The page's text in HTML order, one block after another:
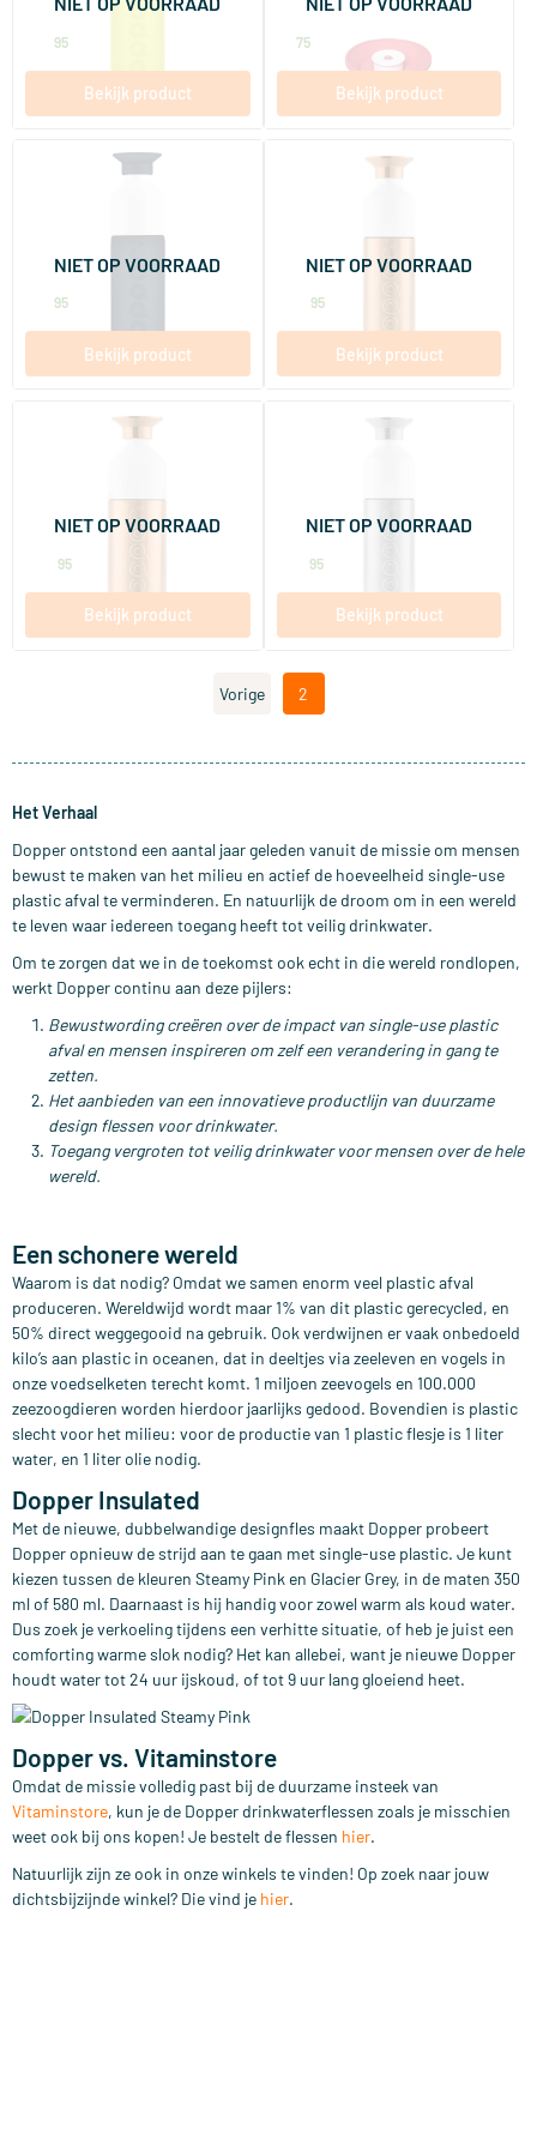
Dopper
95
Bekijk product
Dopper
75
Bekijk product
(1)
Dopper
95
Bekijk product
NIET OP VOORRAAD
Dopper
95
Bekijk product
NIET OP VOORRAAD
Dopper
95
Bekijk product
NIET OP VOORRAAD
Dopper
95
Bekijk product
NIET OP VOORRAAD
Vorige 2
Het Verhaal
Dopper ontstond een aantal jaar geleden vanuit de missie om mensen
bewust te maken van het milieu en actief de hoeveelheid single-use
plastic afval te verminderen. En natuurlijk de droom om in een wereld
te leven waar iedereen toegang heeft tot veilig drinkwater.
Om te zorgen dat we in de toekomst ook echt in die wereld rondlopen,
werkt Dopper continu aan deze pijlers:
Bewustwording creëren over de impact van single-use plastic
afval en mensen inspireren om zelf een verandering in gang te
zetten.
Het aanbieden van een innovatieve productlijn van duurzame
design flessen voor drinkwater.
Toegang vergroten tot veilig drinkwater voor mensen over de hele
wereld.
Een schonere wereld
Waarom is dat nodig? Omdat we samen enorm veel plastic afval
produceren. Wereldwijd wordt maar 1% van dit plastic gerecycled, en
50% direct weggegooid na gebruik. Ook verdwijnen er vaak onbedoeld
kilo’s aan plastic in oceanen, dat in deeltjes via zeeleven en vogels in
onze voedselketen terecht komt. 1 miljoen zeevogels en 100.000
zeezoogdieren worden hierdoor jaarlijks gedood. Bovendien is plastic
slecht voor het milieu: voor de productie van 1 plastic flesje is 1 liter
water, en 1 liter olie nodig.
Dopper Insulated
Met de nieuwe, dubbelwandige designfles maakt Dopper probeert
Dopper opnieuw de strijd aan te gaan met single-use plastic. Je kunt
kiezen tussen de kleuren Steamy Pink en Glacier Grey, in de maten 350
ml of 580 ml. Daarnaast is hij handig voor zowel warm als koud water.
Dus zoek je verkoeling tijdens een verhitte situatie, of heb je juist een
comforting warme slok nodig? Het kan allebei, want je nieuwe Dopper
houdt water tot 24 uur ijskoud, of tot 9 uur lang gloeiend heet.
Dopper vs. Vitaminstore
Omdat de missie volledig past bij de duurzame insteek van
Vitaminstore, kun je de Dopper drinkwaterflessen zoals je misschien
weet ook bij ons kopen! Je bestelt de flessen hier.
Natuurlijk zijn ze ook in onze winkels te vinden! Op zoek naar jouw
dichtsbijzijnde winkel? Die vind je hier.